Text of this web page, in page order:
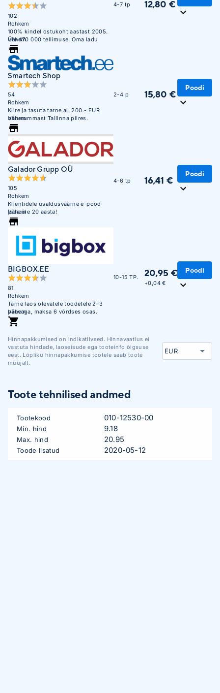
102
Rohkem
100% kindel ostukoht aastast 2005.
Üle 470 000 tellimuse. Oma ladu
850m2.
Vähem
4-7 tp 12,80 €
Smartech Shop
54
Rohkem
Kiire ja tasuta tarne al. 200.- EUR
ostusummast Tallinna piires.
Vähem
2-4 p 15,80 €
Poodi
Galador Grupp OÜ
105
Rohkem
Klientidele usaldusväärne e-pood
juba üle 20 aasta!
Vähem
4-6 tp 16,41 €
Poodi
BIGBOX.EE
81
Rohkem
Tarne laos olevatele toodetele 2–3
päevaga, maksa 6 võrdses osas.
Vähem
10-15 TP. 20,95 €
+0,04 €
Poodi
Hinnapakkumised on indikatiivsed. Hinnavaatlus ei
vastuta hindade, laoseisude ega tooteinfo õigsuse
eest. Lõpliku hinnapakkumise tootele saab toote
müüjalt.
Toote tehnilised andmed
Tootekood 010-12530-00
Min. hind 9.18
Max. hind 20.95
Toode lisatud 2020-05-12